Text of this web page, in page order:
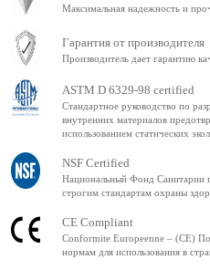
Максимальная надежность и
Гарантия от производителя
Производитель дает гарантию
ASTM D 6329-98 certified
Стандартное руководство по
внутренних материалов
использованием статических
NSF Certified
Национальный Фонд Санитарии
строгим стандартам охраны
CE Compliant
Conformite Europeenne – (CE)
нормам для использования в